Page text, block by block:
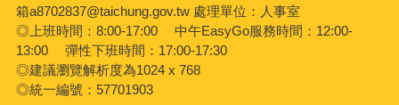
箱a8702837@taichung.gov.tw 處理單位：人事室
◎上班時間：8:00-17:00 中午EasyGo服務時間：12:00-
13:00 彈性下班時間：17:00-17:30
◎建議瀏覽解析度為1024 x 768
◎統一編號：57701903